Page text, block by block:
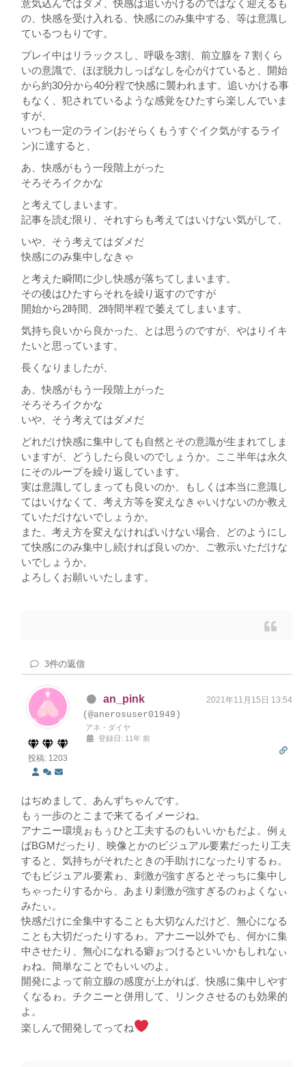
意気込んではダメ、快感は追いかけるのではなく迎えるも
の、快感を受け入れる、快感にのみ集中する、等は意識し
ているつもりです。
プレイ中はリラックスし、呼吸を3割、前立腺を７割くら
いの意識で、ほぼ脱力しっぱなしを心がけていると、開始
から約30分から40分程で快感に襲われます。追いかける事
もなく、犯されているような感覚をひたすら楽しんでいま
すが、
いつも一定のライン(おそらくもうすぐイク気がするライ
ン)に達すると、
あ、快感がもう一段階上がった
そろそろイクかな
と考えてしまいます。
記事を読む限り、それすらも考えてはいけない気がして、
いや、そう考えてはダメだ
快感にのみ集中しなきゃ
と考えた瞬間に少し快感が落ちてしまいます。
その後はひたすらそれを繰り返すのですが
開始から2時間、2時間半程で萎えてしまいます。
気持ち良いから良かった、とは思うのですが、やはりイキ
たいと思っています。
長くなりましたが、
あ、快感がもう一段階上がった
そろそろイクかな
いや、そう考えてはダメだ
どれだけ快感に集中しても自然とその意識が生まれてしま
いますが、どうしたら良いのでしょうか。ここ半年は永久
にそのループを繰り返しています。
実は意識してしまっても良いのか、もしくは本当に意識し
てはいけなくて、考え方等を変えなきゃいけないのか教え
ていただけないでしょうか。
また、考え方を変えなければいけない場合、どのようにし
て快感にのみ集中し続ければ良いのか、ご教示いただけな
いでしょうか。
よろしくお願いいたします。
3件の返信
投稿: 1203
an_pink 2021年11月15日 13:54
(@anerosuser01949)
アネ・ダイヤ
登録日: 11年 前
はぢめまして、あんずちゃんです。
もぅ一歩のとこまで来てるイメージね。
アナニー環境ぉもぅひと工夫するのもいいかもだよ。例ぇ
ばBGMだったり、映像とかのビジュアル要素だったり工夫
すると、気持ちがそれたときの手助けになったりするゎ。
でもビジュアル要素ゎ、刺激が強すぎるとそっちに集中し
ちゃったりするから、あまり刺激が強すぎるのゎよくなぃ
みたぃ。
快感だけに全集中することも大切なんだけど、無心になる
ことも大切だったりするゎ。アナニー以外でも、何かに集
中させたり、無心になれる癖ぉつけるといいかもしれなぃ
ゎね。簡単なことでもいいのよ。
開発によって前立腺の感度が上がれば、快感に集中しやす
くなるゎ。チクニーと併用して、リンクさせるのも効果的
よ。
楽しんで開発してってね